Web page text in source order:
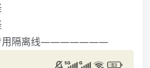
隔离线———————